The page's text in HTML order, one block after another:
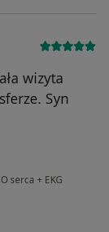
wizyta
Syn
serca + EKG